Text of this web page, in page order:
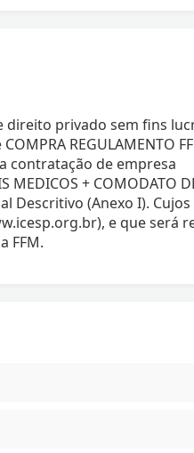
direito privado sem fins
REGULAMENTO
contratação de empresa
+ COMODATO
Descritivo (Anexo I). Cujos
e que será
FFM.